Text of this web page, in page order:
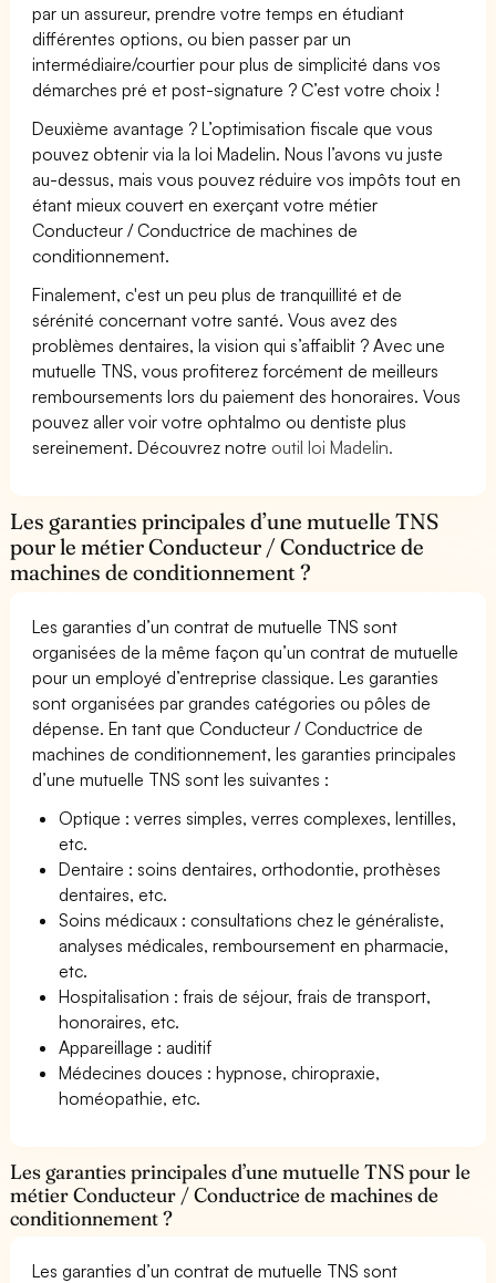
par un assureur, prendre votre temps en étudiant
différentes options, ou bien passer par un
intermédiaire/courtier pour plus de simplicité dans vos
démarches pré et post-signature ? C’est votre choix !
Deuxième avantage ? L’optimisation fiscale que vous
pouvez obtenir via la loi Madelin. Nous l’avons vu juste
au-dessus, mais vous pouvez réduire vos impôts tout en
étant mieux couvert en exerçant votre métier
Conducteur / Conductrice de machines de
conditionnement.
Finalement, c'est un peu plus de tranquillité et de
sérénité concernant votre santé. Vous avez des
problèmes dentaires, la vision qui s’affaiblit ? Avec une
mutuelle TNS, vous profiterez forcément de meilleurs
remboursements lors du paiement des honoraires. Vous
pouvez aller voir votre ophtalmo ou dentiste plus
sereinement. Découvrez notre outil loi Madelin.
Les garanties principales d’une mutuelle TNS
pour le métier Conducteur / Conductrice de
machines de conditionnement ?
Les garanties d’un contrat de mutuelle TNS sont
organisées de la même façon qu’un contrat de mutuelle
pour un employé d’entreprise classique. Les garanties
sont organisées par grandes catégories ou pôles de
dépense. En tant que Conducteur / Conductrice de
machines de conditionnement, les garanties principales
d’une mutuelle TNS sont les suivantes :
Optique : verres simples, verres complexes, lentilles,
etc.
Dentaire : soins dentaires, orthodontie, prothèses
dentaires, etc.
Soins médicaux : consultations chez le généraliste,
analyses médicales, remboursement en pharmacie,
etc.
Hospitalisation : frais de séjour, frais de transport,
honoraires, etc.
Appareillage : auditif
Médecines douces : hypnose, chiropraxie,
homéopathie, etc.
Les garanties principales d’une mutuelle TNS pour le
métier Conducteur / Conductrice de machines de
conditionnement ?
Les garanties d’un contrat de mutuelle TNS sont